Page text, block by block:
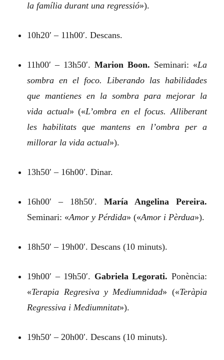
la família durant una regressió»).
10h20′ – 11h00′. Descans.
11h00′ – 13h50′. Marion Boon. Seminari: «La
sombra en el foco. Liberando las habilidades
que mantienes en la sombra para mejorar la
vida actual» («L’ombra en el focus. Alliberant
les habilitats que mantens en l’ombra per a
millorar la vida actual»).
13h50′ – 16h00′. Dinar.
16h00′ – 18h50′. María Angelina Pereira.
Seminari: «Amor y Pérdida» («Amor i Pèrdua»).
18h50′ – 19h00′. Descans (10 minuts).
19h00′ – 19h50′. Gabriela Legorati. Ponència:
«Terapia Regresiva y Mediumnidad» («Teràpia
Regressiva i Mediumnitat»).
19h50′ – 20h00′. Descans (10 minuts).